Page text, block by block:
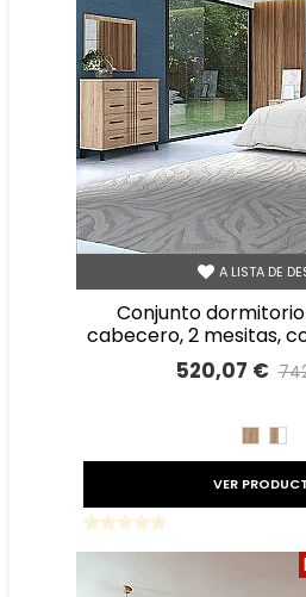
A LISTA DE
conjunto dormitorio dakota con
cabecero, 2 mesitas,
520,07 €
ROBLE
VER